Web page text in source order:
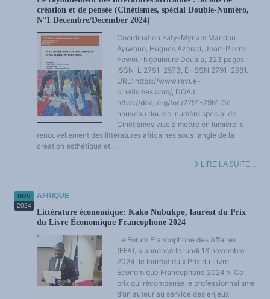
création et de pensée (Cinétismes, spécial Double-Numéro,
N°1 Décembre/December 2024)
Coordination Faty-Myriam Mandou
Ayiwouo, Hugues Azérad, Jean-Pierre
Fewou-Ngouloure Douala, 323 pages,
ISSN-L 2791-2973, E-ISSN 2791-2981.
URL: https://www.revue-
cinetismes.com/, DOAJ:
https://doaj.org/toc/2791-2981 Ce
nouveau double-numéro spécial de
Cinétismes vise à mettre en lumière le
renouvellement des littératures africaines sous l’angle de la
création esthétique et...
LIRE LA SUITE...
NOV
2024
AFRIQUE
Littérature économique: Kako Nubukpo, lauréat du Prix
du Livre Économique Francophone 2024
Le Forum Francophone des Affaires
(FFA), a annoncé le lundi 18 novembre
2024, le lauréat du « Prix du Livre
Économique Francophone 2024 ». Ce
prix qui récompense le professionnalisme
d’un auteur au service des enjeux